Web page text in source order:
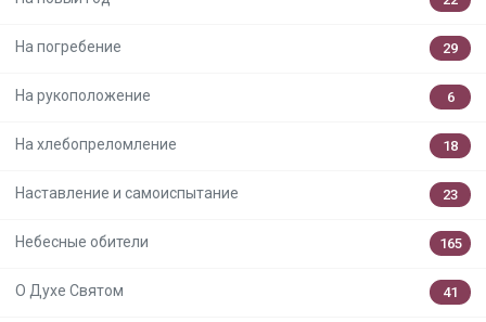
На погребение 29
На рукоположение 6
На хлебопреломление 18
Наставление и самоиспытание 23
Небесные обители 165
О Духе Святом 41